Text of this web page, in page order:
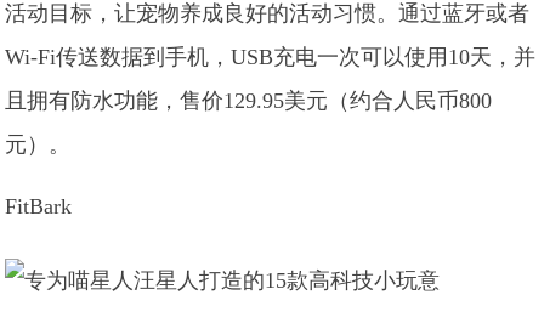
活动目标，让宠物养成良好的活动习惯。通过蓝牙或者
Wi-Fi传送数据到手机，USB充电一次可以使用10天，并
且拥有防水功能，售价129.95美元（约合人民币800
元）。
FitBark